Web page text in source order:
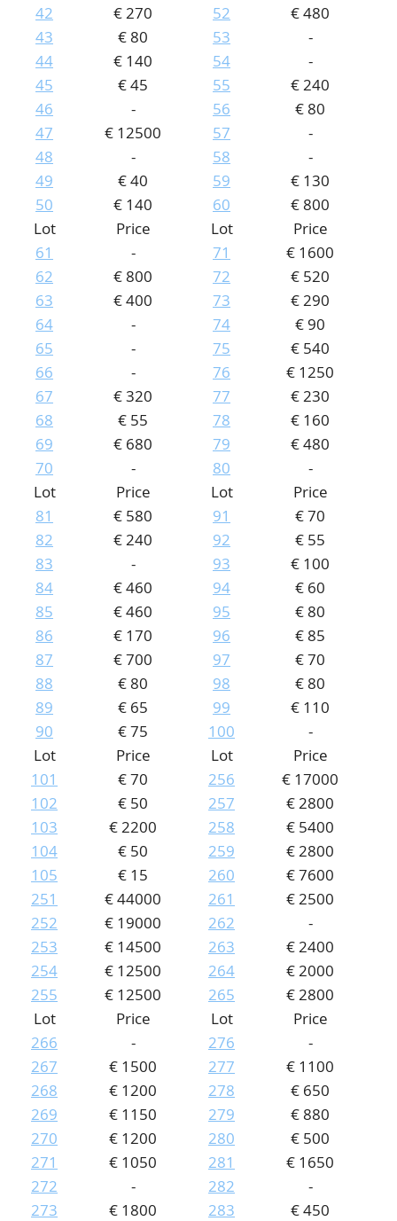
42
€ 270
43
€ 80
44
€ 140
45
€ 45
46
-
47
€ 12500
48
-
49
€ 40
50
€ 140
52
€ 480
53
-
54
-
55
€ 240
56
€ 80
57
-
58
-
59
€ 130
60
€ 800
Lot
Price
61
-
62
€ 800
63
€ 400
64
-
65
-
66
-
67
€ 320
68
€ 55
69
€ 680
70
-
Lot
Price
71
€ 1600
72
€ 520
73
€ 290
74
€ 90
75
€ 540
76
€ 1250
77
€ 230
78
€ 160
79
€ 480
80
-
Lot
Price
81
€ 580
82
€ 240
83
-
84
€ 460
85
€ 460
86
€ 170
87
€ 700
88
€ 80
89
€ 65
90
€ 75
Lot
Price
91
€ 70
92
€ 55
93
€ 100
94
€ 60
95
€ 80
96
€ 85
97
€ 70
98
€ 80
99
€ 110
100
-
Lot
Price
101
€ 70
102
€ 50
103
€ 2200
104
€ 50
105
€ 15
251
€ 44000
252
€ 19000
253
€ 14500
254
€ 12500
255
€ 12500
Lot
Price
256
€ 17000
257
€ 2800
258
€ 5400
259
€ 2800
260
€ 7600
261
€ 2500
262
-
263
€ 2400
264
€ 2000
265
€ 2800
Lot
Price
266
-
267
€ 1500
268
€ 1200
269
€ 1150
270
€ 1200
271
€ 1050
272
-
273
€ 1800
Lot
Price
276
-
277
€ 1100
278
€ 650
279
€ 880
280
€ 500
281
€ 1650
282
-
283
€ 450